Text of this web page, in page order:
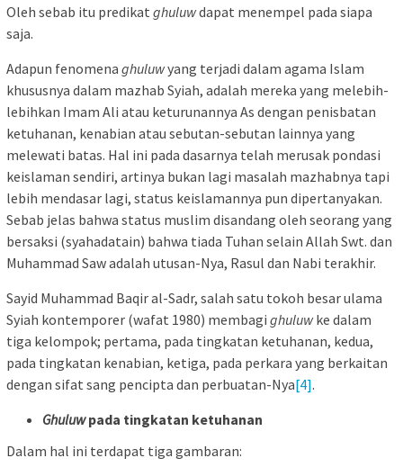
Oleh sebab itu predikat ghuluwdapat menempel pada siapa
saja.
Adapun fenomena ghuluwyang terjadi dalam agama Islam
khususnya dalam mazhab Syiah, adalah mereka yang melebih-
lebihkan Imam Ali atau keturunannya As dengan penisbatan
ketuhanan, kenabian atau sebutan-sebutan lainnya yang
melewati batas. Hal ini pada dasarnya telah merusak pondasi
keislaman sendiri, artinya bukan lagi masalah mazhabnya tapi
lebih mendasar lagi, status keislamannya pun dipertanyakan.
Sebab jelas bahwa status muslim disandang oleh seorang yang
bersaksi (syahadatain) bahwa tiada Tuhan selain Allah Swt. dan
Muhammad Saw adalah utusan-Nya, Rasul dan Nabi terakhir.
Sayid Muhammad Baqir al-Sadr, salah satu tokoh besar ulama
Syiah kontemporer (wafat 1980) membagi ghuluwke dalam
tiga kelompok; pertama, pada tingkatan ketuhanan, kedua,
pada tingkatan kenabian, ketiga, pada perkara yang berkaitan
dengan sifat sang pencipta dan perbuatan-Nya[4].
Ghuluwpada tingkatan ketuhanan
Dalam hal ini terdapat tiga gambaran: